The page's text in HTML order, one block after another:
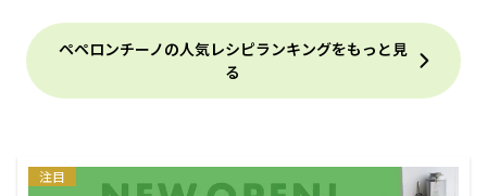
ペペロンチーノの人気レシピランキングをもっと見
る
注目